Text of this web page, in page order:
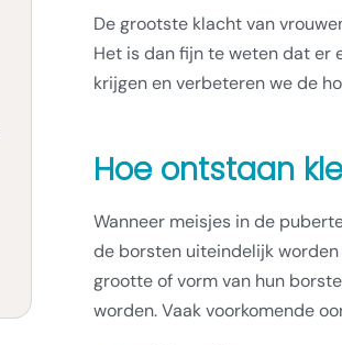
De grootste klacht van
Het is dan fijn te weten dat er
krijgen en verbeteren we de
Hoe ontstaan
Wanneer meisjes in de
de borsten uiteindelijk
grootte of vorm van hun
worden. Vaak voorkomende